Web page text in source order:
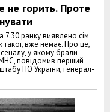
не горить. Проте
7.30 ранку виявлено сім
вже немає. Про це,
у якому брали
МНС, повідомив перший
ПО України, генерал-